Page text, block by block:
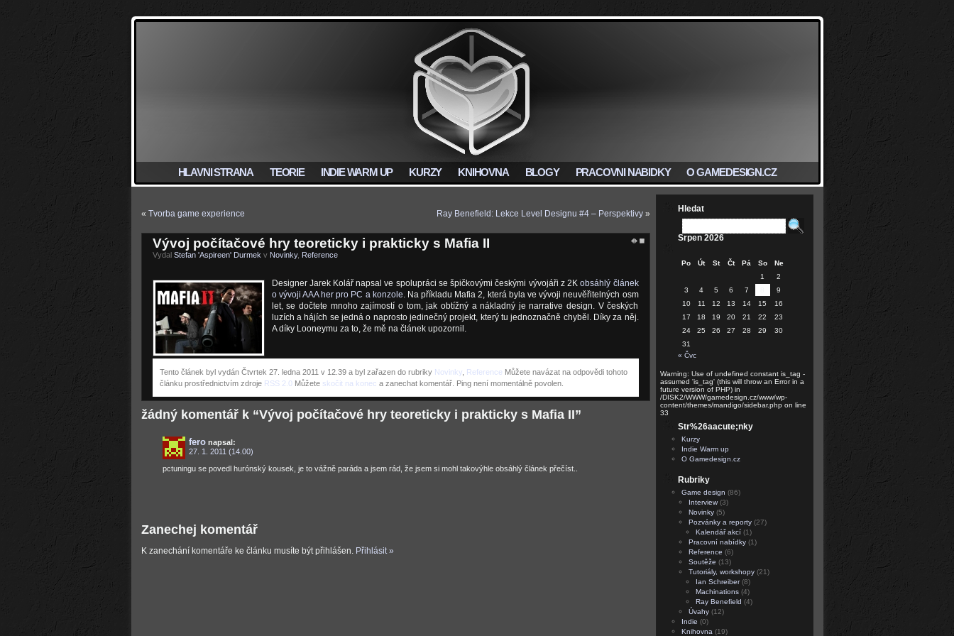
HLAVNI STRANA TEORIE INDIE WARM UP KURZY KNIHOVNA BLOGY PRACOVNI NABIDKY O GAMEDESIGN.CZ
« Tvorba game experience Ray Benefield: Lekce Level Designu #4 – Perspektivy»
Vývoj počítačové hry teoreticky i prakticky s Mafia II
Vydal Stefan 'Aspireen' Durmek v Novinky, Reference
Designer Jarek Kolář napsal ve spolupráci se špičkovými českými vývojáři z 2Kobsáhlý článek
o vývoji AAA her pro PC a konzole. Na příkladu Mafia 2, která byla ve vývoji neuvěřitelných osm
let, se dočtete mnoho zajímostí o tom, jak obtížný a nákladný je narrative design. V českých
luzích a hájích se jedná o naprosto jedinečný projekt, který tu jednoznačně chyběl. Díky za něj.
A díky Looneymu za to, že mě na článek upozornil.
Tento článek byl vydán Čtvrtek 27. ledna 2011 v 12.39 a byl zařazen do rubriky Novinky, Reference Můžete navázat na odpovědi tohoto
článku prostřednictvím zdroje RSS 2.0Můžete skočit na konec a zanechat komentář. Ping není momentálně povolen.
žádný komentář k “Vývoj počítačové hry teoreticky i prakticky s Mafia II”
fero napsal:
27. 1. 2011 (14.00)
pctuningu se povedl hurónský kousek, je to vážně paráda a jsem rád, že jsem si mohl takovýhle obsáhlý článek přečíst..
Zanechej komentář
K zanechání komentáře ke článku musíte být přihlášen. Přihlásit »
Hledat
Srpen 2026
Po Út St Čt Pá So
Ne
1
2
3
4 5 6 7
9
10
11 12 13 14 15
16
17
18 19 20 21 22
23
24
25 26 27 28 29
30
31
« Čvc
Warning: Use of undefined constant is_tag -
assumed 'is_tag' (this will throw an Error in a
future version of PHP) in
/DISK2/WWW/gamedesign.cz/www/wp-
content/themes/mandigo/sidebar.php on line
33
Str%26aacute;nky
Kurzy
Indie Warm up
O Gamedesign.cz
Rubriky
Game design (86)
Interview(3)
Novinky(5)
Pozvánky a reporty(27)
Kalendář akcí(1)
Pracovní nabídky(1)
Reference (6)
Soutěže (13)
Tutoriály, workshopy(21)
Ian Schreiber(8)
Machinations(4)
Ray Benefield (4)
Úvahy(12)
Indie (0)
Knihovna(19)